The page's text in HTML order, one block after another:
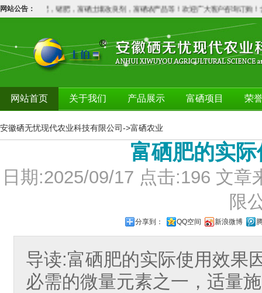
网站公告：
硒肥，铬肥，锗肥，富硒土壤改良剂，富硒农产品等！欢迎广大客户咨询订购！
网站首页 关于我们 产品展示 富硒项目 荣
安徽硒无忧现代农业科技有限公司->富硒农业
富硒肥的实
日期:2025/09/17 点击:196 文
限
分享到： QQ空间 新浪微博
导读:富硒肥的实际使用效果
必需的微量元素之一，适量